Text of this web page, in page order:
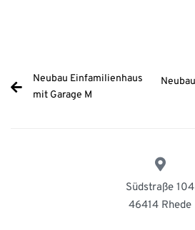
Neubau Einfamilienhaus
mit Garage M
Südstraße 104
46414 Rhede